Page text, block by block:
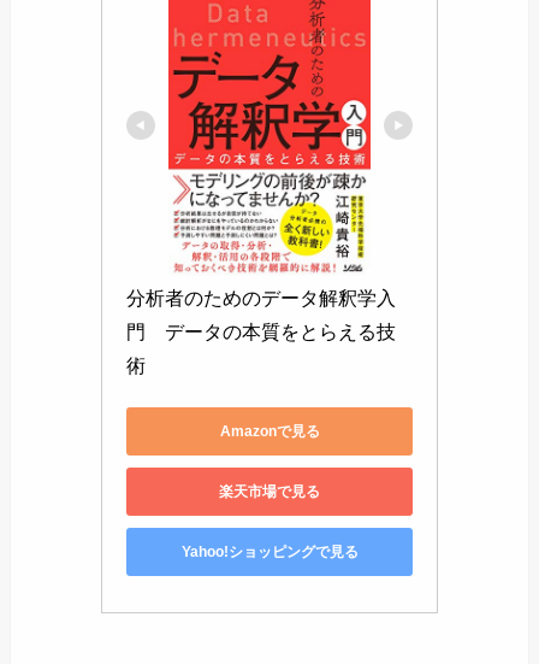
分析者のためのデータ解釈学入
門　データの本質をとらえる技
術
Amazonで見る
楽天市場で見る
Yahoo!ショッピングで見る